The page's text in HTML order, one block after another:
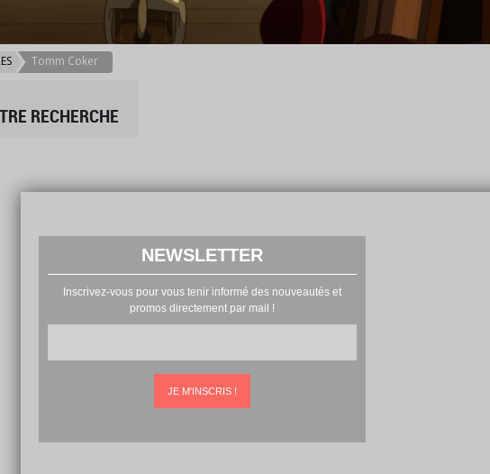
NEWSLETTER
Inscrivez-vous pour vous tenir informé des nouveautés et
promos directement par mail !
JE M'INSCRIS !
Tomm Coker
RECHERCHE